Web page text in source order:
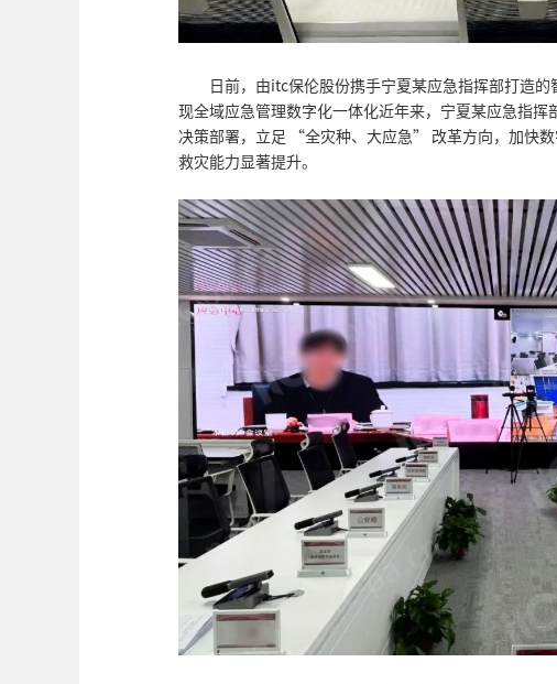
日前，由itc保伦股份携手宁夏某应急指挥部打造
现全域应急管理数字化一体化近年来，宁夏某应急指
决策部署，立足 “全灾种、大应急” 改革方向，加快
救灾能力显著提升。